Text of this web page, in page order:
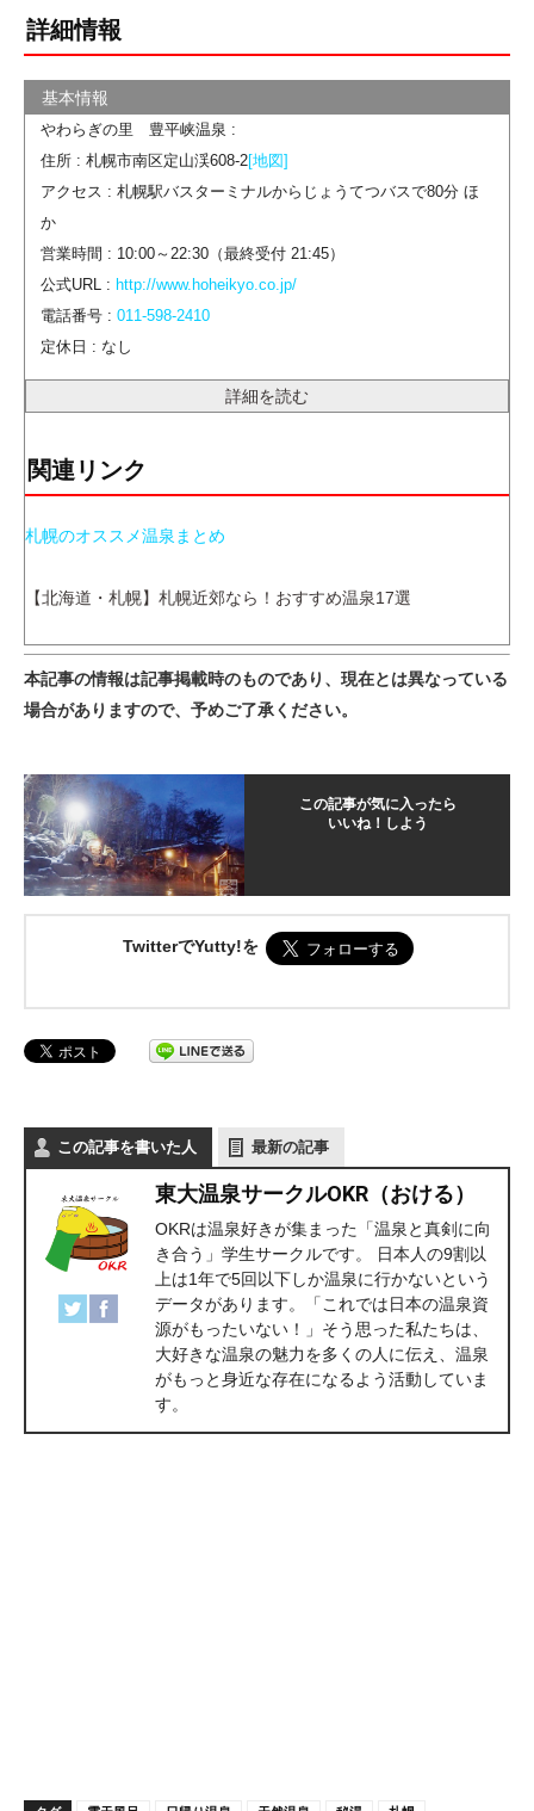
詳細情報
やわらぎの里 豊平峡温泉 :
住所 : 札幌市南区定山渓608-2[地図]
アクセス : 札幌駅バスターミナルからじょうてつバスで80分 ほ
か
営業時間 : 10:00～22:30（最終受付 21:45）
公式URL : http://www.hoheikyo.co.jp/
電話番号 : 011-598-2410
定休日 : なし
詳細を読む
関連リンク
札幌のオススメ温泉まとめ
【北海道・札幌】札幌近郊なら！おすすめ温泉17選
本記事の情報は記事掲載時のものであり、現在とは異なっている
場合がありますので、予めご了承ください。
この記事が気に入ったら
いいね！しよう
TwitterでYutty!を
この記事を書いた人 最新の記事
東大温泉サークルOKR（おける）
OKRは温泉好きが集まった「温泉と真剣に向
き合う」学生サークルです。 日本人の9割以
上は1年で5回以下しか温泉に行かないという
データがあります。「これでは日本の温泉資
源がもったいない！」そう思った私たちは、
大好きな温泉の魅力を多くの人に伝え、温泉
がもっと身近な存在になるよう活動していま
す。